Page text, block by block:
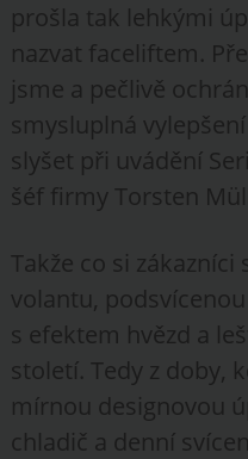
prošla tak lehkými
nazvat faceliftem.
jsme a pečlivě
smysluplná
slyšet při uvádění
šéf firmy Torsten
Takže co si
volantu,
s efektem hvězd a
století. Tedy z doby,
mírnou designovou
chladič a denní